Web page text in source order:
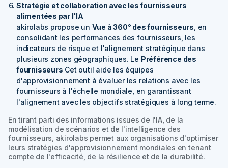
Stratégie et collaboration avec les fournisseurs
alimentées par l'IA
akirolabs propose un Vue à 360° des fournisseurs , en
consolidant les performances des fournisseurs, les
indicateurs de risque et l'alignement stratégique dans
plusieurs zones géographiques. Le Préférence des
fournisseurs Cet outil aide les équipes
d'approvisionnement à évaluer les relations avec les
fournisseurs à l'échelle mondiale, en garantissant
l'alignement avec les objectifs stratégiques à long terme.
En tirant parti des informations issues de l'IA, de la
modélisation de scénarios et de l'intelligence des
fournisseurs, akirolabs permet aux organisations d'optimiser
leurs stratégies d'approvisionnement mondiales en tenant
compte de l'efficacité, de la résilience et de la durabilité.